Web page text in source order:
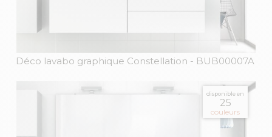
Déco lavabo graphique Constellation - BUB00007A
disponible en
25
couleurs